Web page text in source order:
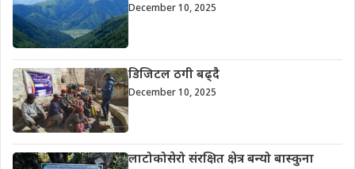
December 10, 2025
डिजिटल ठगी बढ्दै
December 10, 2025
लाटोकोसेरो संरक्षित क्षेत्र बन्यो बास्कुना